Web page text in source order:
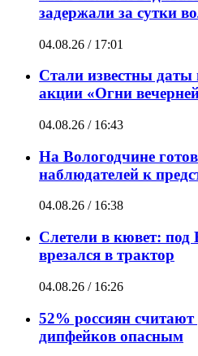
задержали за сутки
04.08.26 / 17:01
Стали известны даты
акции «Огни
04.08.26 / 16:43
На Вологодчине
наблюдателей к
04.08.26 / 16:38
Слетели в кювет: под
врезался в трактор
04.08.26 / 16:26
52% россиян считают
дипфейков опасным